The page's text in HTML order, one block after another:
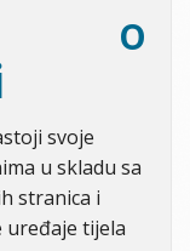
o
svoje
u skladu sa
stranica i
tijela